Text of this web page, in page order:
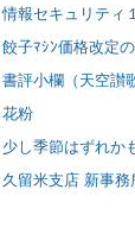
情報セキュリティ
餃子ﾏｼﾝ価格改定
書評小欄（天空讃
花粉
少し季節はずれか
久留米支店 新事